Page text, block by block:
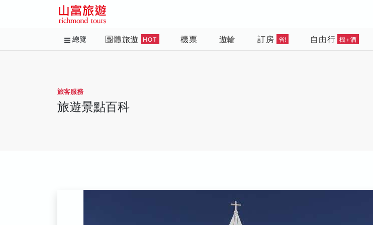
總覽 團體旅遊 HOT 機票 遊輪 訂房 省! 自由行 機+酒
旅客服務
旅遊景點百科